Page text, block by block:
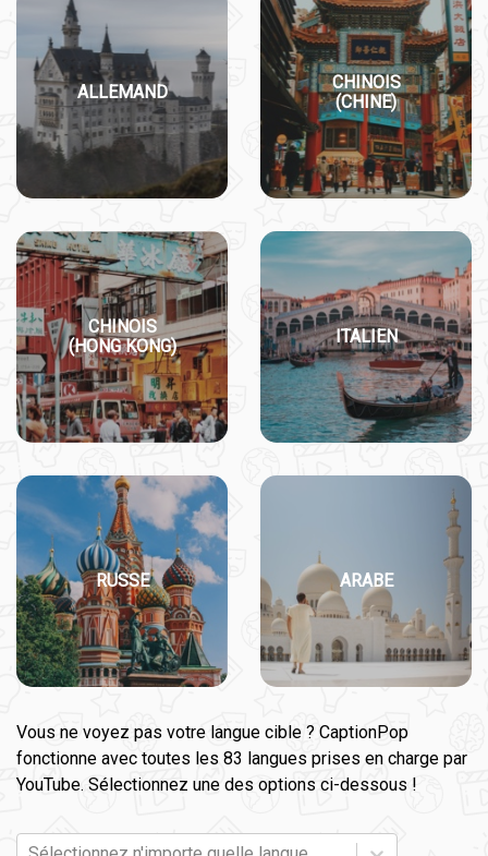
ALLEMAND
CHINOIS
(CHINE)
CHINOIS
(HONG KONG)
ITALIEN
RUSSE ARABE
Vous ne voyez pas votre langue cible ? CaptionPop
fonctionne avec toutes les 83 langues prises en charge par
YouTube. Sélectionnez une des options ci-dessous !